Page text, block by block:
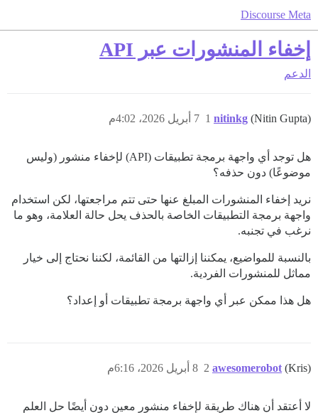
Discourse Meta
إخفاء المنشورات عبر API
الدعم
nitinkg (Nitin Gupta) 7 أبريل 2026، 4:02م 1
هل توجد أي واجهة برمجة تطبيقات (API) لإخفاء منشور (وليس
موضوعًا) دون حذفه؟
نريد إخفاء المنشورات المبلغ عنها حتى تتم مراجعتها، لكن استخدام
واجهة برمجة التطبيقات الخاصة بالحذف يحل حالة العلامة، وهو ما
نرغب في تجنبه.
بالنسبة للمواضيع، يمكننا إزالتها من القائمة، لكننا نحتاج إلى خيار
مماثل للمنشورات الفردية.
هل هذا ممكن عبر أي واجهة برمجة تطبيقات أو إعداد؟
awesomerobot (Kris) 8 أبريل 2026، 6:16م 2
لا أعتقد أن هناك طريقة لإخفاء منشور معين دون أيضًا حل العلم